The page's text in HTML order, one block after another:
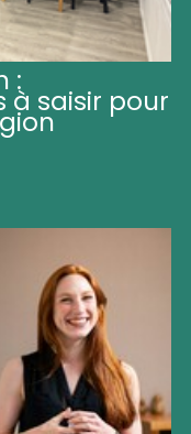
:
à saisir pour